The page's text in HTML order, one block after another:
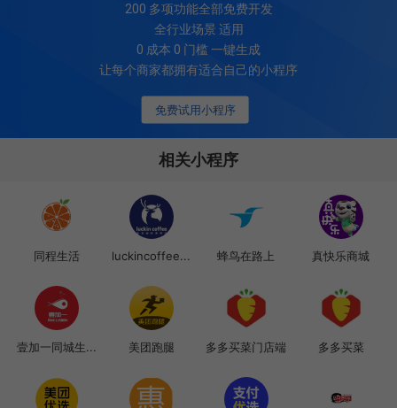
免费试用小程序
200 多项功能全部免费开发
全行业场景 适用
0 成本 0 门槛 一键生成
让每个商家都拥有适合自己的小程序
相关小程序
同程生活 luckincoffee... 蜂鸟在路上 真快乐商城
壹加一同城生... 美团跑腿 多多买菜门店端 多多买菜